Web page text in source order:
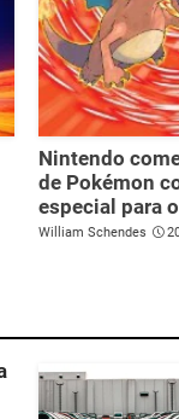
Nintendo
de Pokémon
especial para
William Schendes